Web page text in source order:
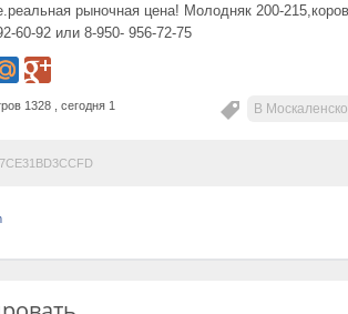
рыночная цена! Молодняк 200-
60-92 или 8-950- 956-72-75
В
1328 , сегодня 1